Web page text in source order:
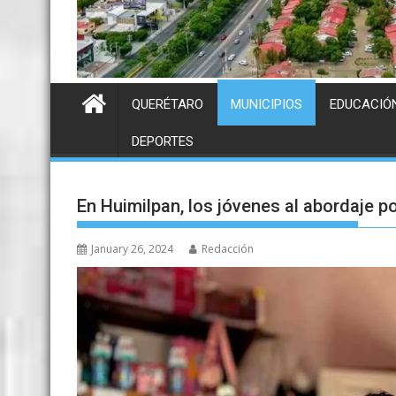
QUERÉTARO MUNICIPIOS
DEPORTES
En Huimilpan, los jóvenes al abordaje
January 26, 2024 Redacción